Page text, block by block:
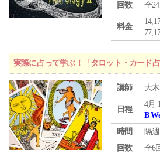
回数
全
料金
実際に占って学ぶ！「タロット・カード占
講師 大
日程
4月
B
時間
隔
回数
全6